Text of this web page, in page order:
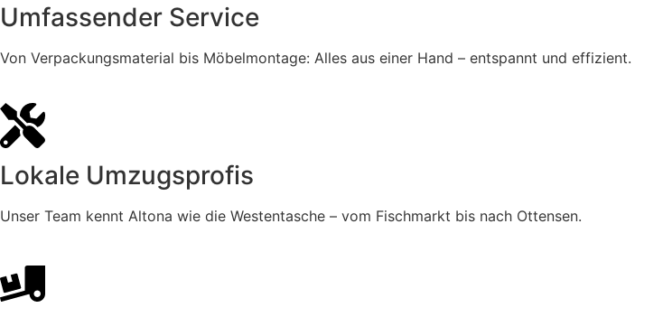
Umfassender Service
Von Verpackungsmaterial bis Möbelmontage: Alles aus einer Hand – entspannt und effizient.
Lokale Umzugsprofis
Unser Team kennt Altona wie die Westentasche – vom Fischmarkt bis nach Ottensen.